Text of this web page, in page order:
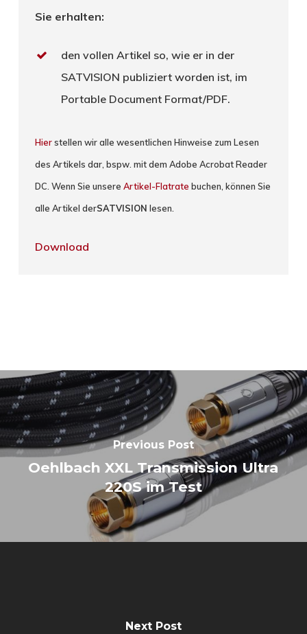
Sie erhalten:
den vollen Artikel so, wie er in der
SATVISION publiziert worden ist, im
Portable Document Format/PDF.
Hierstellen wir alle wesentlichen Hinweise zum Lesen
des Artikels dar, bspw. mit dem Adobe Acrobat Reader
DC. Wenn Sie unsereArtikel-Flatrate buchen, können Sie
alle Artikel derSATVISION lesen.
Download
Previous Post
Oehlbach XXL Transmission Ultra
220S im Test
Next Post